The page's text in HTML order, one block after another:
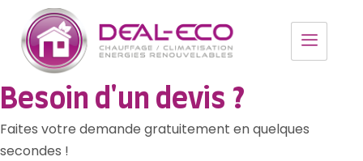
Besoin d'un devis ?
Faites votre demande gratuitement en quelques
secondes !